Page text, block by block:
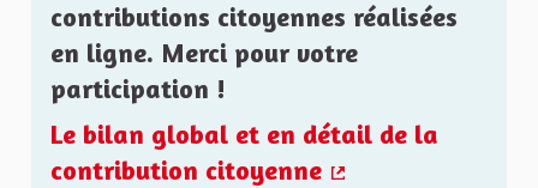
contributions citoyennes réalisées
en ligne. Merci pour votre
participation !
Le bilan global et en détail de la
contribution citoyenne